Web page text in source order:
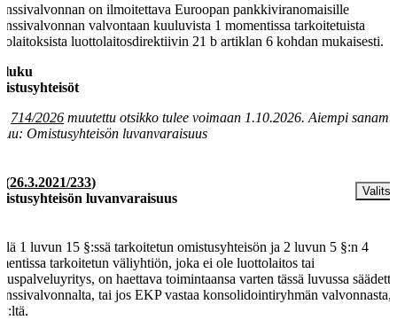
on ilmoitettava Euroopan pankkiviranomaisille
valvontaan kuuluvista 1 momentissa tarkoitetuista
luottolaitosdirektiivin 21 b artiklan 6 kohdan mukaisesti.
luku
714/2026 muutettu otsikko tulee voimaan 1.10.2026. Aiempi
Omistusyhteisön luvanvaraisuus
(26.3.2021/233)
luvanvaraisuus
1 luvun 15 §:ssä tarkoitetun omistusyhteisön ja 2 luvun 5 §:n 4
tarkoitetun väliyhtiön, joka ei ole luottolaitos tai
on haettava toimintaansa varten tässä luvussa
tai jos EKP vastaa konsolidointiryhmän valvonnasta,